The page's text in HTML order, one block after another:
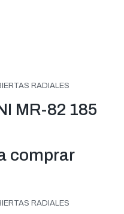
RADIALES
MR-82 185
comprar
RADIALES